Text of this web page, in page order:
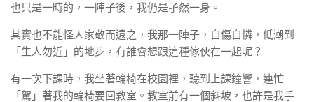
也只是一時的，一陣子後，我仍是孑然一身。
其實也不能怪人家敬而遠之，我那一陣子，自傷自憐，低潮到
「生人勿近」的地步，有誰會想跟這種傢伙在一起呢？
有一次下課時，我坐著輪椅在校園裡，聽到上課鐘響，連忙
「駕」著我的輪椅要回教室。教室前有一個斜坡，也許是我手